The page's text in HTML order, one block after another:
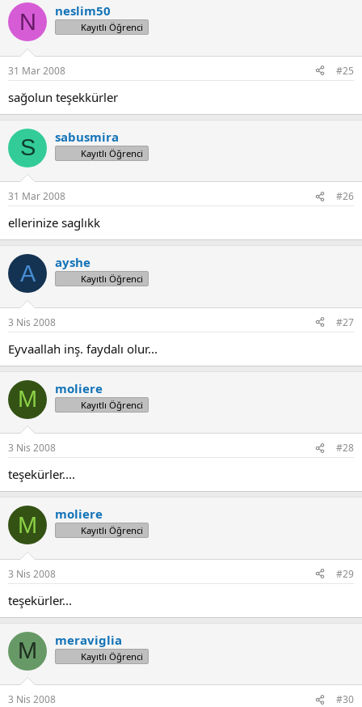
N neslim50
Kayıtlı Öğrenci
31 Mar 2008 #25
sağolun teşekkürler
S sabusmira
Kayıtlı Öğrenci
31 Mar 2008 #26
ellerinize saglıkk
A ayshe
Kayıtlı Öğrenci
3 Nis 2008 #27
Eyvaallah inş. faydalı olur...
M moliere
Kayıtlı Öğrenci
3 Nis 2008 #28
teşekürler....
M moliere
Kayıtlı Öğrenci
3 Nis 2008 #29
teşekürler...
M meraviglia
Kayıtlı Öğrenci
3 Nis 2008 #30